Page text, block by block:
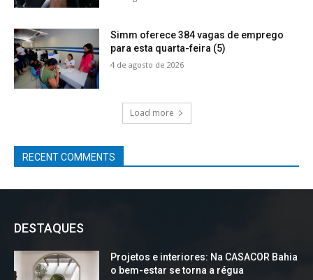
Simm oferece 384 vagas de emprego
para esta quarta-feira (5)
4 de agosto de 2026
Load more
RECENT COMMENTS
DESTAQUES
Projetos e interiores: Na CASACOR Bahia
o bem-estar se torna a régua